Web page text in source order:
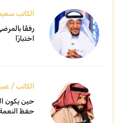
الكاتب
رفقًا
اختبارًا
الكاتب /
حين يكون
حفظ